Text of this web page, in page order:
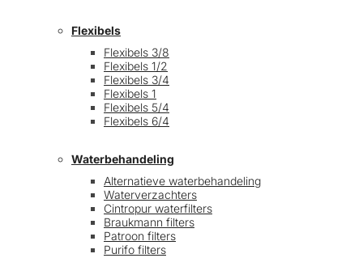
Flexibels
Flexibels 3/8
Flexibels 1/2
Flexibels 3/4
Flexibels 1
Flexibels 5/4
Flexibels 6/4
Waterbehandeling
Alternatieve waterbehandeling
Waterverzachters
Cintropur waterfilters
Braukmann filters
Patroon filters
Purifo filters